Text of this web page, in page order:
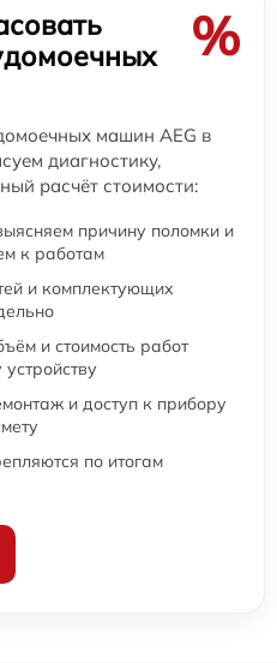
%
машин AEG в
диагностику,
расчёт стоимости:
причину поломки и
к работам
и комплектующих
и стоимость работ
и доступ к прибору
по итогам